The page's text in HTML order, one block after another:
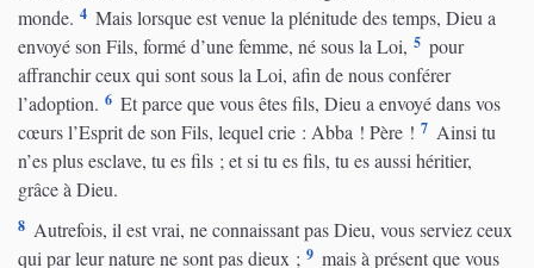
monde. 4 Mais lorsque est venue la plénitude des temps, Dieu a
envoyé son Fils, formé d’une femme, né sous la Loi, 5 pour
affranchir ceux qui sont sous la Loi, afin de nous conférer
l’adoption. 6 Et parce que vous êtes fils, Dieu a envoyé dans vos
cœurs l’Esprit de son Fils, lequel crie : Abba ! Père ! 7 Ainsi tu
n’es plus esclave, tu es fils ; et si tu es fils, tu es aussi héritier,
grâce à Dieu.
8 Autrefois, il est vrai, ne connaissant pas Dieu, vous serviez ceux
qui par leur nature ne sont pas dieux ; 9 mais à présent que vous